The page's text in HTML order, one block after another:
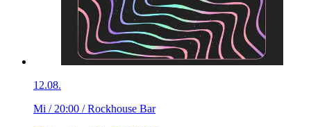
12.08.
Mi / 20:00 / Rockhouse Bar